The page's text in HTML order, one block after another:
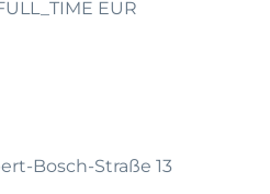
EUR
Bosch-Straße 13